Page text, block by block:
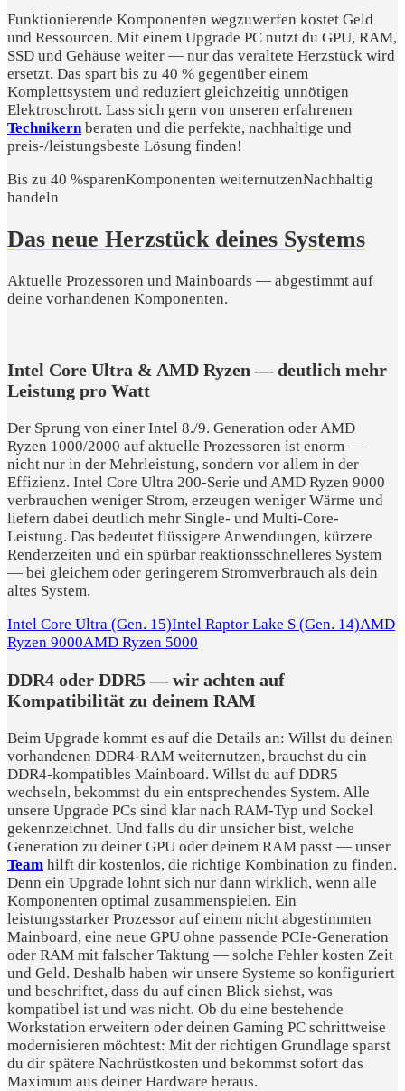
Funktionierende Komponenten wegzuwerfen kostet Geld
und Ressourcen. Mit einem Upgrade PC nutzt du GPU, RAM,
SSD und Gehäuse weiter — nur das veraltete Herzstück wird
ersetzt. Das spart bis zu 40 % gegenüber einem
Komplettsystem und reduziert gleichzeitig unnötigen
Elektroschrott. Lass sich gern von unseren erfahrenen
Technikernberaten und die perfekte, nachhaltige und
preis-/leistungsbeste Lösung finden!
Bis zu 40 %sparenKomponenten weiternutzenNachhaltig
handeln
Das neue Herzstück deines Systems
Aktuelle Prozessoren und Mainboards — abgestimmt auf
deine vorhandenen Komponenten.
Intel Core Ultra & AMD Ryzen — deutlich mehr
Leistung pro Watt
Der Sprung von einer Intel 8./9. Generation oder AMD
Ryzen 1000/2000 auf aktuelle Prozessoren ist enorm —
nicht nur in der Mehrleistung, sondern vor allem in der
Effizienz. Intel Core Ultra 200-Serie und AMD Ryzen 9000
verbrauchen weniger Strom, erzeugen weniger Wärme und
liefern dabei deutlich mehr Single- und Multi-Core-
Leistung. Das bedeutet flüssigere Anwendungen, kürzere
Renderzeiten und ein spürbar reaktionsschnelleres System
— bei gleichem oder geringerem Stromverbrauch als dein
altes System.
Intel Core Ultra (Gen. 15)Intel Raptor Lake S (Gen. 14)AMD
Ryzen 9000AMD Ryzen 5000
DDR4 oder DDR5 — wir achten auf
Kompatibilität zu deinem RAM
Beim Upgrade kommt es auf die Details an: Willst du deinen
vorhandenen DDR4-RAM weiternutzen, brauchst du ein
DDR4-kompatibles Mainboard. Willst du auf DDR5
wechseln, bekommst du ein entsprechendes System. Alle
unsere Upgrade PCs sind klar nach RAM-Typ und Sockel
gekennzeichnet. Und falls du dir unsicher bist, welche
Generation zu deiner GPU oder deinem RAM passt — unser
Team hilft dir kostenlos, die richtige Kombination zu finden.
Denn ein Upgrade lohnt sich nur dann wirklich, wenn alle
Komponenten optimal zusammenspielen. Ein
leistungsstarker Prozessor auf einem nicht abgestimmten
Mainboard, eine neue GPU ohne passende PCIe-Generation
oder RAM mit falscher Taktung — solche Fehler kosten Zeit
und Geld. Deshalb haben wir unsere Systeme so konfiguriert
und beschriftet, dass du auf einen Blick siehst, was
kompatibel ist und was nicht. Ob du eine bestehende
Workstation erweitern oder deinen Gaming PC schrittweise
modernisieren möchtest: Mit der richtigen Grundlage sparst
du dir spätere Nachrüstkosten und bekommst sofort das
Maximum aus deiner Hardware heraus.